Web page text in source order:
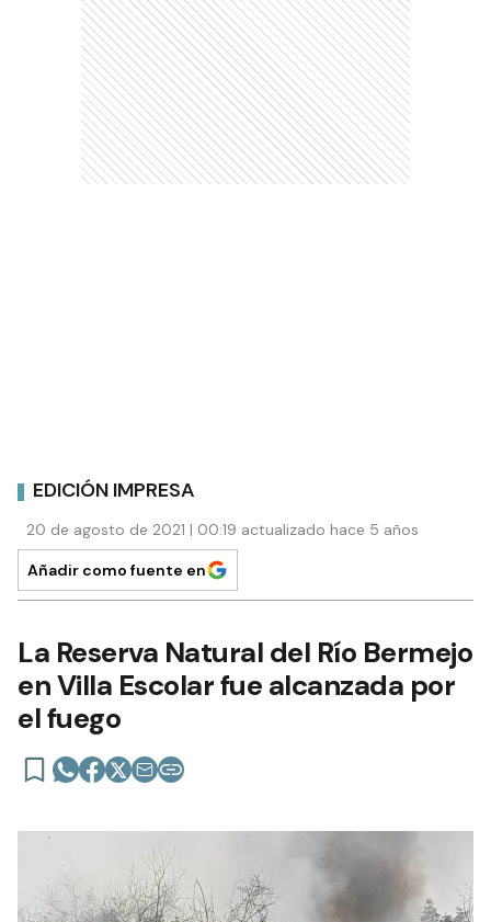
EDICIÓN IMPRESA
20 de agosto de 2021 | 00:19 actualizado hace 5 años
Añadir como fuente en
La Reserva Natural del Río Bermejo
en Villa Escolar fue alcanzada por
el fuego